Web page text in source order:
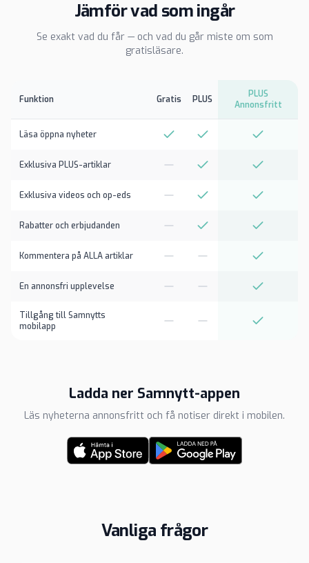
Jämför vad som ingår
Se exakt vad du får — och vad du går miste om som
gratisläsare.
Funktion Gratis PLUS
PLUS
Annonsfritt
Läsa öppna nyheter
Exklusiva PLUS-artiklar
Exklusiva videos och op-eds
Rabatter och erbjudanden
Kommentera på ALLA artiklar
En annonsfri upplevelse
Tillgång till Samnytts
mobilapp
Ladda ner Samnytt-appen
Läs nyheterna annonsfritt och få notiser direkt i mobilen.
Vanliga frågor